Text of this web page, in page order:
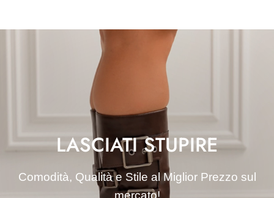
LASCIATI STUPIRE
Comodità, Qualità e Stile al Miglior Prezzo sul
mercato!